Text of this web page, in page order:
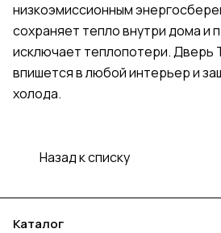
низкоэмиссионным
сохраняет тепло внутри дома и
исключает теплопотери. Дверь
впишется в любой интерьер и
холода.
Назад к списку
Каталог